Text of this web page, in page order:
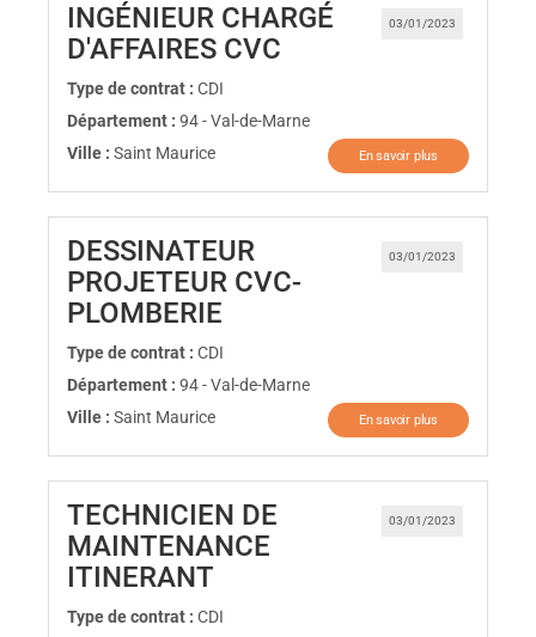
03/01/2023
INGÉNIEUR CHARGÉ
D'AFFAIRES CVC
Type de contrat : CDI
Département : 94 - Val-de-Marne
Ville : Saint Maurice En savoir plus
03/01/2023
DESSINATEUR
PROJETEUR CVC-
PLOMBERIE
Type de contrat : CDI
Département : 94 - Val-de-Marne
Ville : Saint Maurice En savoir plus
03/01/2023
TECHNICIEN DE
MAINTENANCE
ITINERANT
Type de contrat : CDI